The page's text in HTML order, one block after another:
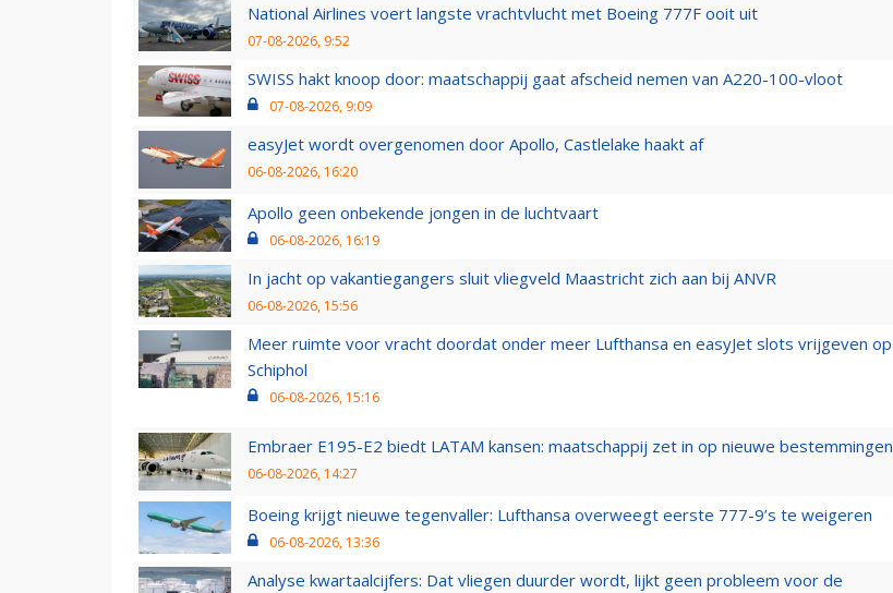
National Airlines voert langste vrachtvlucht met Boeing 777F ooit uit
07-08-2026, 9:52
SWISS hakt knoop door: maatschappij gaat afscheid nemen van A220-100-vloot
07-08-2026, 9:09
easyJet wordt overgenomen door Apollo, Castlelake haakt af
06-08-2026, 16:20
Apollo geen onbekende jongen in de luchtvaart
06-08-2026, 16:19
In jacht op vakantiegangers sluit vliegveld Maastricht zich aan bij ANVR
06-08-2026, 15:56
Meer ruimte voor vracht doordat onder meer Lufthansa en easyJet slots vrijgeven op
Schiphol
06-08-2026, 15:16
Embraer E195-E2 biedt LATAM kansen: maatschappij zet in op nieuwe bestemmingen
06-08-2026, 14:27
Boeing krijgt nieuwe tegenvaller: Lufthansa overweegt eerste 777-9’s te weigeren
06-08-2026, 13:36
Analyse kwartaalcijfers: Dat vliegen duurder wordt, lijkt geen probleem voor de